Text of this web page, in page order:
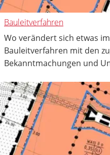
Bauleitverfahren
Wo verändert sich etwas
Bauleitverfahren mit den
Bekanntmachungen und